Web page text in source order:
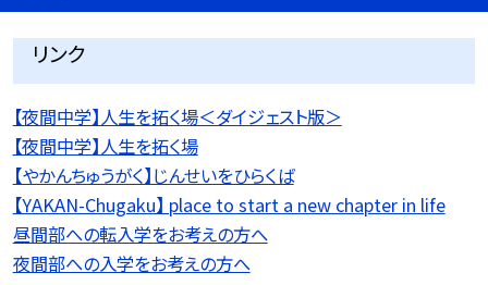
リンク
【夜間中学】人生を拓く場＜ダイジェスト版＞
【夜間中学】人生を拓く場
【やかんちゅうがく】じんせいをひらくば
【YAKAN-Chugaku】 place to start a new chapter in life
昼間部への転入学をお考えの方へ
夜間部への入学をお考えの方へ